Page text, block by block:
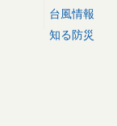
台風情報
知る防災